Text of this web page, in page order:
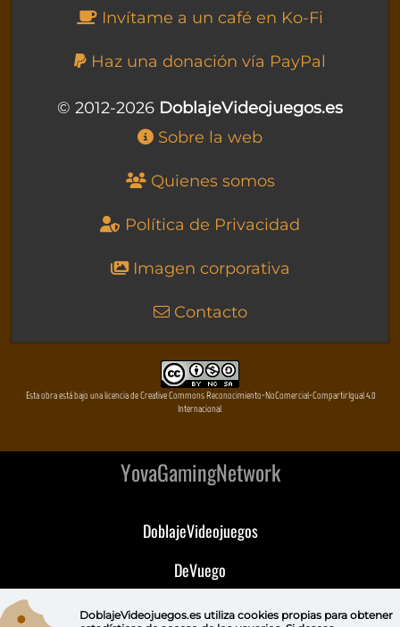
Invítame a un café en Ko-Fi
Haz una donación vía PayPal
© 2012-2026 DoblajeVideojuegos.es
Sobre la web
Quienes somos
Política de Privacidad
Imagen corporativa
Contacto
Esta obra está bajo una licencia de Creative Commons Reconocimiento-NoComercial-CompartirIgual 4.0
Internacional
YovaGamingNetwork
DoblajeVideojuegos
DeVuego
DeVuego GAL
DoblajeVideojuegos.es utiliza cookies propiaspara obtener